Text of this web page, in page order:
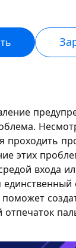
проходить
этих
входа